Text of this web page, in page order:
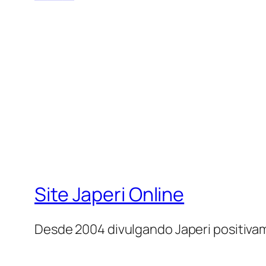
Site Japeri Online
Desde 2004 divulgando Japeri